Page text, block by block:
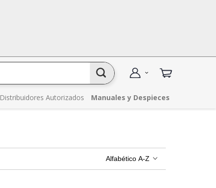
Distribuidores Autorizados Manuales y Despieces
Alfabético A-Z